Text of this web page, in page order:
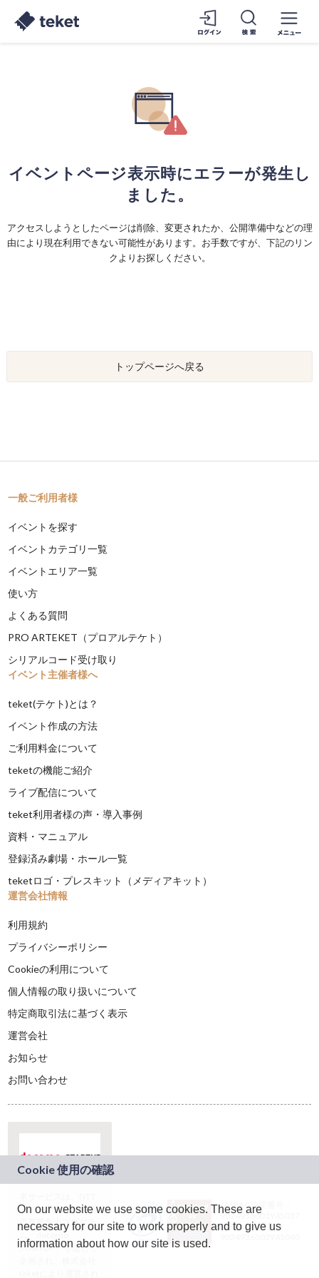
イベントページ表示時にエラーが発生し
ました。
アクセスしようとしたページは削除、変更されたか、公開準備中などの理
由により現在利用できない可能性があります。お手数ですが、下記のリン
クよりお探しください。
トップページへ戻る
一般ご利用者様
イベントを探す
イベントカテゴリ一覧
イベントエリア一覧
使い方
よくある質問
PRO ARTEKET（プロアルテケト）
シリアルコード受け取り
イベント主催者様へ
teket(テケト)とは？
イベント作成の方法
ご利用料金について
teketの機能ご紹介
ライブ配信について
teket利用者様の声・導入事例
資料・マニュアル
登録済み劇場・ホール一覧
teketロゴ・プレスキット（メディアキット）
運営会社情報
利用規約
プライバシーポリシー
Cookieの利用について
個人情報の取り扱いについて
特定商取引法に基づく表示
運営会社
お知らせ
お問い合わせ
ドコモグループの新
規事業創出プログラ
ム「docomo
STARTUP」を通じて
JASRAC許諾番号：
9024936001Y45037
JASRAC許諾番号：
On our website we use some cookies. These are
necessary for our site to work properly and to give us
information about how our site is used.